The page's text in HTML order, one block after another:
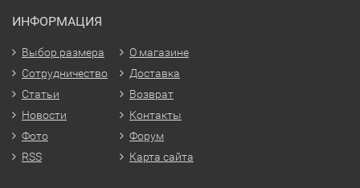
ИНФОРМАЦИЯ
Выбор размера
Сотрудничество
Статьи
Новости
Фото
RSS
О магазине
Доставка
Возврат
Контакты
Форум
Карта сайта